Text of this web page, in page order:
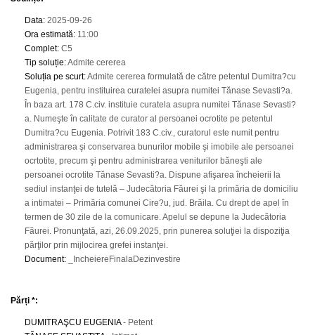
Data: 2025-09-26
Ora estimată: 11:00
Complet: C5
Tip soluție:Admite cererea
Soluția pe scurt:Admite cererea formulată de către petentul Dumitra?cu
Eugenia, pentru instituirea curatelei asupra numitei Tănase Sevasti?a.
În baza art. 178 C.civ. instituie curatela asupra numitei Tănase Sevasti?
a. Numeşte în calitate de curator al persoanei ocrotite pe petentul
Dumitra?cu Eugenia. Potrivit 183 C.civ., curatorul este numit pentru
administrarea şi conservarea bunurilor mobile şi imobile ale persoanei
ocrtotite, precum şi pentru administrarea veniturilor băneşti ale
persoanei ocrotite Tănase Sevasti?a. Dispune afişarea încheierii la
sediul instanţei de tutelă – Judecătoria Făurei şi la primăria de domiciliu
a intimatei – Primăria comunei Cire?u, jud. Brăila. Cu drept de apel în
termen de 30 zile de la comunicare. Apelul se depune la Judecătoria
Făurei. Pronunţată, azi, 26.09.2025, prin punerea soluţiei la dispoziţia
părţilor prin mijlocirea grefei instanţei.
Document: _IncheiereFinalaDezinvestire
Părți *:
DUMITRAŞCU EUGENIA- Petent